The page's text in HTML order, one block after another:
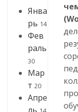
Янва
рь 14
Фев
раль
30
Мар
т 20
Апре